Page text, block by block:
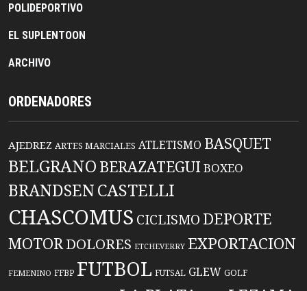
POLIDEPORTIVO
EL SUPLENTOON
ARCHIVO
ORDENADORES
AJEDREZ ARTES MARCIALES ATLETISMO BASQUET
BELGRANO BERAZATEGUIBOXEO
BRANDSENCASTELLI
CHASCOMUS CICLISMO DEPORTE
MOTORDOLORES ETCHEVERRY EXPORTACION
FEMENINO FFBP FUTBOL FUTSAL GLEW GOLF